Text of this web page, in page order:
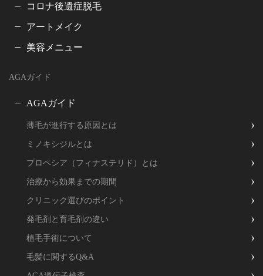
コロナ後遺症脱毛
アートメイク
美容メニュー
AGAガイド
AGAガイド
薄毛が進行する原因とは
ミノキシジルとは
プロペシア（フィナステリド）とは
治療から効果までの期間
クリニック選びのポイント
発毛剤と育毛剤の違い
植毛手術について
毛髪に関するQ&A